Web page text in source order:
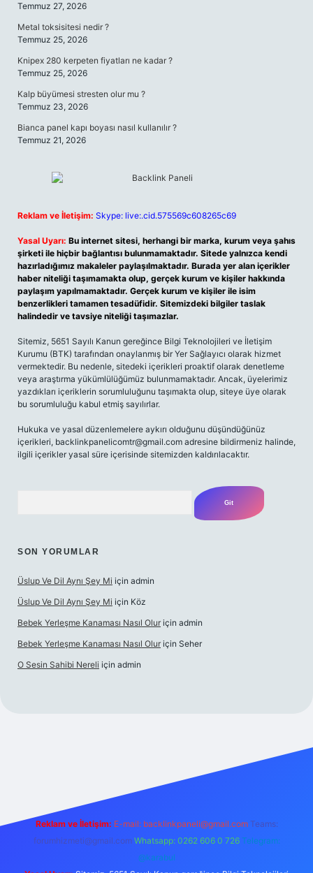
Temmuz 27, 2026
Metal toksisitesi nedir ?
Temmuz 25, 2026
Knipex 280 kerpeten fiyatları ne kadar ?
Temmuz 25, 2026
Kalp büyümesi stresten olur mu ?
Temmuz 23, 2026
Bianca panel kapı boyası nasıl kullanılır ?
Temmuz 21, 2026
Reklam ve İletişim: Skype: live:.cid.575569c608265c69
Yasal Uyarı: Bu internet sitesi, herhangi bir marka, kurum veya şahıs
şirketi ile hiçbir bağlantısı bulunmamaktadır. Sitede yalnızca kendi
hazırladığımız makaleler paylaşılmaktadır. Burada yer alan içerikler
haber niteliği taşımamakta olup, gerçek kurum ve kişiler hakkında
paylaşım yapılmamaktadır. Gerçek kurum ve kişiler ile isim
benzerlikleri tamamen tesadüfidir. Sitemizdeki bilgiler taslak
halindedir ve tavsiye niteliği taşımazlar.
Sitemiz, 5651 Sayılı Kanun gereğince Bilgi Teknolojileri ve İletişim
Kurumu (BTK) tarafından onaylanmış bir Yer Sağlayıcı olarak hizmet
vermektedir. Bu nedenle, sitedeki içerikleri proaktif olarak denetleme
veya araştırma yükümlülüğümüz bulunmamaktadır. Ancak, üyelerimiz
yazdıkları içeriklerin sorumluluğunu taşımakta olup, siteye üye olarak
bu sorumluluğu kabul etmiş sayılırlar.
Hukuka ve yasal düzenlemelere aykırı olduğunu düşündüğünüz
içerikleri, backlinkpanelicomtr@gmail.com adresine bildirmeniz halinde,
ilgili içerikler yasal süre içerisinde sitemizden kaldırılacaktır.
SON YORUMLAR
Üslup Ve Dil Aynı Şey Mi için admin
Üslup Ve Dil Aynı Şey Mi için Köz
Bebek Yerleşme Kanaması Nasıl Olur için admin
Bebek Yerleşme Kanaması Nasıl Olur için Seher
O Sesin Sahibi Nereli için admin
Reklam ve İletişim: E-mail: backlinkpaneli@gmail.com Teams:
forumhizmeti@gmail.com Whatsapp: 0262 606 0 726 Telegram:
@karabul